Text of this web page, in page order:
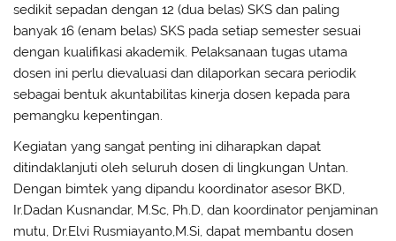
sedikit sepadan dengan 12 (dua belas) SKS dan paling
banyak 16 (enam belas) SKS pada setiap semester sesuai
dengan kualifikasi akademik. Pelaksanaan tugas utama
dosen ini perlu dievaluasi dan dilaporkan secara periodik
sebagai bentuk akuntabilitas kinerja dosen kepada para
pemangku kepentingan.
Kegiatan yang sangat penting ini diharapkan dapat
ditindaklanjuti oleh seluruh dosen di lingkungan Untan.
Dengan bimtek yang dipandu koordinator asesor BKD,
Ir.Dadan Kusnandar, M.Sc, Ph.D, dan koordinator penjaminan
mutu, Dr.Elvi Rusmiayanto,M.Si, dapat membantu dosen